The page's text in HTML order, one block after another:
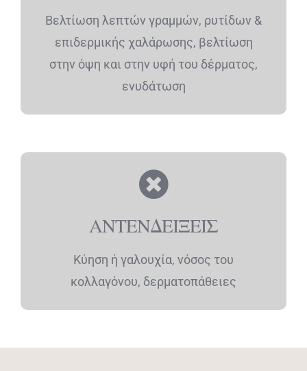
Βελτίωση λεπτών γραμμών, ρυτίδων &
επιδερμικής χαλάρωσης, βελτίωση
στην όψη και στην υφή του δέρματος,
ενυδάτωση
ΑΝΤΕΝΔΕΙΞΕΙΣ
Κύηση ή γαλουχία, νόσος του
κολλαγόνου, δερματοπάθειες